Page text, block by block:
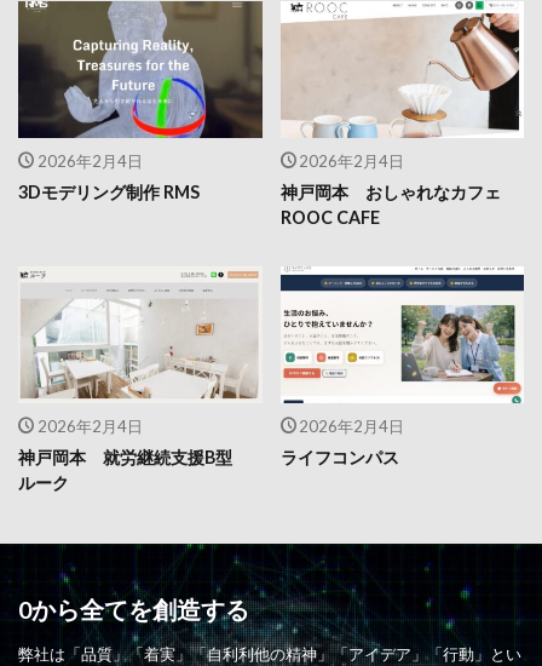
2026年2月4日
3Dモデリング制作 RMS
2026年2月4日
神戸岡本 おしゃれなカフェ
ROOC CAFE
2026年2月4日
神戸岡本 就労継続支援B型
ルーク
2026年2月4日
ライフコンパス
0から全てを創造する
弊社は「品質」「着実」「自利利他の精神」「アイデア」「行動」とい